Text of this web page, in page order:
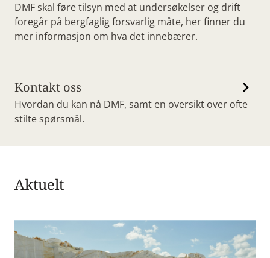
DMF skal føre tilsyn med at undersøkelser og drift
foregår på bergfaglig forsvarlig måte, her finner du
mer informasjon om hva det innebærer.
Kontakt oss
Hvordan du kan nå DMF, samt en oversikt over ofte
stilte spørsmål.
Aktuelt